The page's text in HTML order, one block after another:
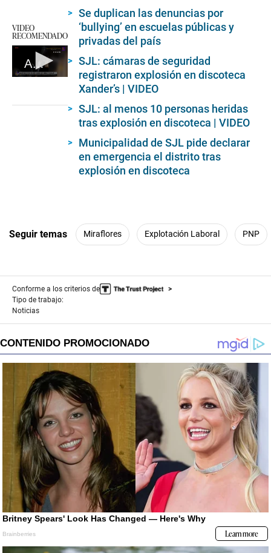
VIDEO
RECOMENDADO
Agreden a joven universitario por exigir pagar medio pasaje
Se duplican las denuncias por
‘bullying’ en escuelas públicas y
privadas del país
SJL: cámaras de seguridad
registraron explosión en discoteca
Xander’s | VIDEO
SJL: al menos 10 personas heridas
tras explosión en discoteca | VIDEO
Municipalidad de SJL pide declarar
en emergencia el distrito tras
explosión en discoteca
Seguir temas Miraflores Explotación Laboral PNP
Conforme a los criterios de
Tipo de trabajo:
Noticias